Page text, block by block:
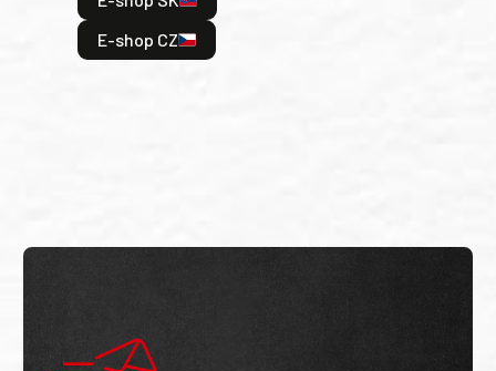
E-shop CZ